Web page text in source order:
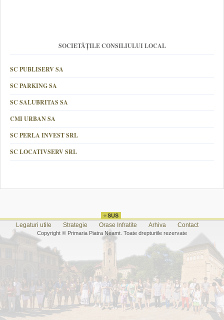
SOCIETĂȚILE CONSILIULUI LOCAL
SC PUBLISERV SA
SC PARKING SA
SC SALUBRITAS SA
CMI URBAN SA
SC PERLA INVEST SRL
SC LOCATIVSERV SRL
Legaturi utile Strategie Orase Infratite Arhiva Contact
Copyright © Primaria Piatra Neamt. Toate drepturiile rezervate